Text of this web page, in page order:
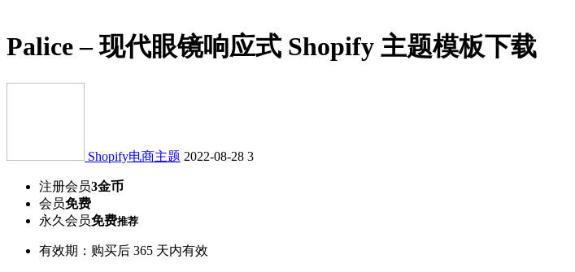
Palice – 现代眼镜响应式 Shopify 主题模板下载
Shopify电商主题 2022-08-28 3
注册会员3金币
会员免费
永久会员免费推荐
有效期：购买后 365 天内有效